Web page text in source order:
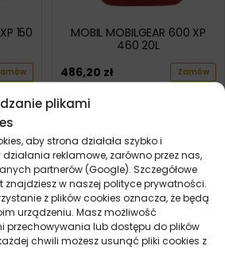
plikami
aby strona działała szybko i
reklamowe, zarówno przez nas,
partnerów (Google). Szczegółowe
w naszej polityce prywatności.
z plików cookies oznacza, że będą
urządzeniu. Masz możliwość
przechowywania lub dostępu do plików
chwili możesz usunąć pliki cookies z
150
MOBIL MOBILGEAR 600 XP
460 20L
486,20 zł Zamów
100
20L
428,10zł Zamów
XP
MOBIL GEAR SHC XMP 460
208L